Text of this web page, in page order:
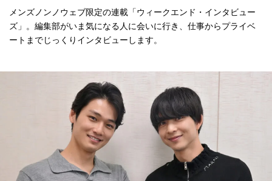
メンズノンノウェブ限定の連載「ウィークエンド・インタビュー
ズ」。編集部がいま気になる人に会いに行き、仕事からプライベ
ートまでじっくりインタビューします。